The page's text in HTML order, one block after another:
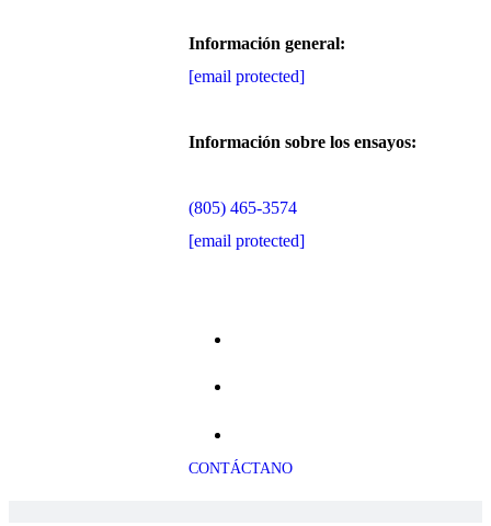
Información general:
[email protected]
Información sobre los ensayos:
(805) 465-3574
[email protected]
CONTÁCTANO